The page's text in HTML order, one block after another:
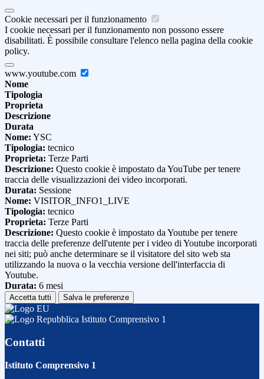
Cookie necessari per il funzionamento
I cookie necessari per il funzionamento non possono essere
disabilitati. È possibile consultare l'elenco nella pagina della cookie
policy.
www.youtube.com
Nome
Tipologia
Proprieta
Descrizione
Durata
Nome: YSC
Tipologia: tecnico
Proprieta: Terze Parti
Descrizione: Questo cookie è impostato da YouTube per tenere
traccia delle visualizzazioni dei video incorporati.
Durata: Sessione
Nome: VISITOR_INFO1_LIVE
Tipologia: tecnico
Proprieta: Terze Parti
Descrizione: Questo cookie è impostato da Youtube per tenere
traccia delle preferenze dell'utente per i video di Youtube incorporati
nei siti; può anche determinare se il visitatore del sito web sta
utilizzando la nuova o la vecchia versione dell'interfaccia di
Youtube.
Durata: 6 mesi
Accetta tutti Salva le preferenze
Istituto Comprensivo 1
Contatti
Istituto Comprensivo 1